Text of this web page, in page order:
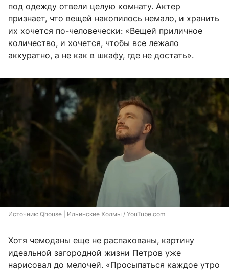
под одежду отвели целую комнату. Актер
признает, что вещей накопилось немало, и хранить
их хочется по-человечески: «Вещей приличное
количество, и хочется, чтобы все лежало
аккуратно, а не как в шкафу, где не достать».
Источник: Qhouse | Ильинские Холмы / YouTube.com
Хотя чемоданы еще не распакованы, картину
идеальной загородной жизни Петров уже
нарисовал до мелочей. «Просыпаться каждое утро